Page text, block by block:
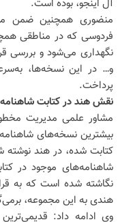
آل اینجو، بوده است.
منضوری همچنین ضمن
فردوسی که در مناطقی
نگهداری می‌شود و بررسی
و… در این نسخه‌ها،
پرداخت.
نقش هند در کتابت شاهنامه
مشاور علمی مدیریت
کتابت شده، در هند
شاهنامه‌های موجود در
نگاشته شده است که به
هندی به این مجموعه،
وی ادامه داد: